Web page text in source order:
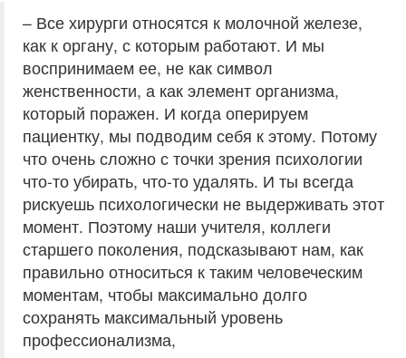
– Все хирурги относятся к молочной железе,
как к органу, с которым работают. И мы
воспринимаем ее, не как символ
женственности, а как элемент организма,
который поражен. И когда оперируем
пациентку, мы подводим себя к этому. Потому
что очень сложно с точки зрения психологии
что-то убирать, что-то удалять. И ты всегда
рискуешь психологически не выдерживать этот
момент. Поэтому наши учителя, коллеги
старшего поколения, подсказывают нам, как
правильно относиться к таким человеческим
моментам, чтобы максимально долго
сохранять максимальный уровень
профессионализма,